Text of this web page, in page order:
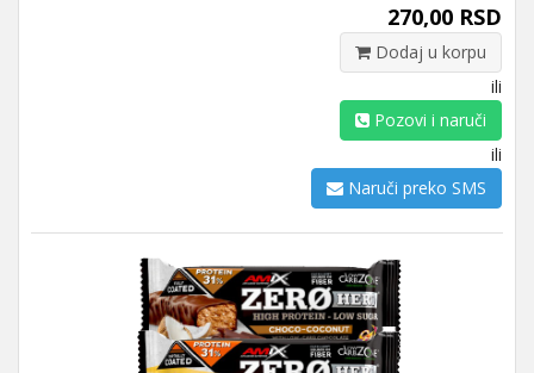
270,00 RSD
Dodaj u korpu
ili
Pozovi i naruči
ili
Naruči preko SMS